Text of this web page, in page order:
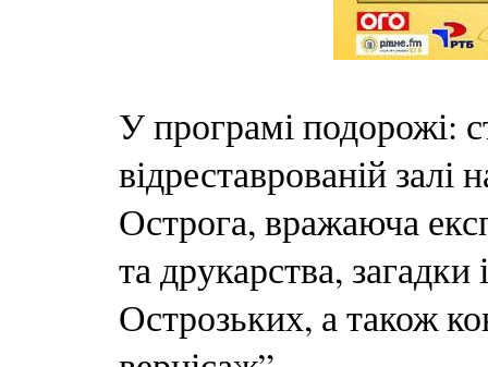
У програмі подорожі:
відреставрованій залі
Острога, вражаюча
та друкарства, загадки
Острозьких, а також